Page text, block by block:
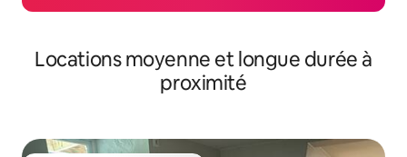
Locations moyenne et longue durée à
proximité